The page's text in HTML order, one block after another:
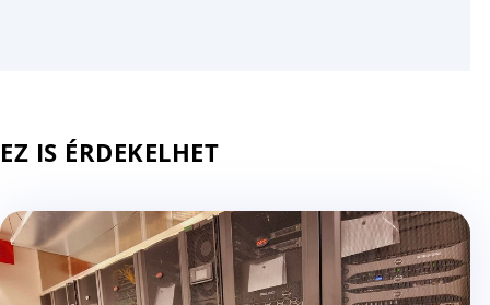
EZ IS ÉRDEKELHET